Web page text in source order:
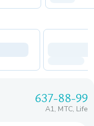
637-88-99
A1, МТС, Life